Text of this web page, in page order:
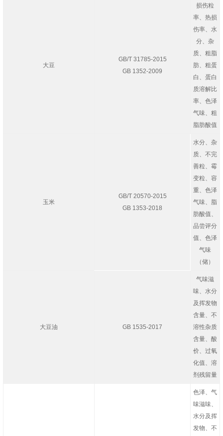
大豆
GB/T 31785-2015
GB 1352-2009
损伤粒
率、热损
伤率、水
分、杂
质、粗脂
肪、粗蛋
白、蛋白
质溶解比
率、色泽
气味、粗
脂肪酸值
玉米
GB/T 20570-2015
GB 1353-2018
水分、杂
质、不完
善粒、霉
变粒、容
重、色泽
气味、脂
肪酸值、
品尝评分
值、色泽
气味
（储）
大豆油 GB 1535-2017
气味滋
味、水分
及挥发物
含量、不
溶性杂质
含量、酸
价、过氧
化值、溶
剂残留量
色泽、气
味滋味、
水分及挥
发物、不